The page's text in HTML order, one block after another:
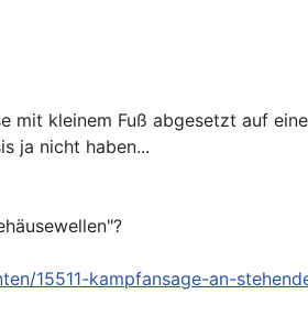
kleinem Fuß abgesetzt auf
ja nicht haben...
15511-kampfansage-an-